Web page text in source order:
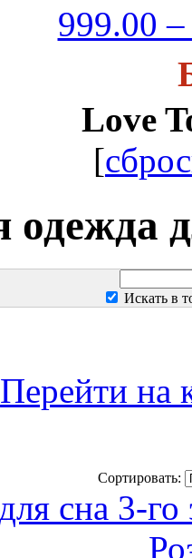
999.00
Love
[
одежда
Искать в
Перейти на
Сортировать:
сна 3-